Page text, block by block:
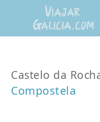
Castelo da
Compostela